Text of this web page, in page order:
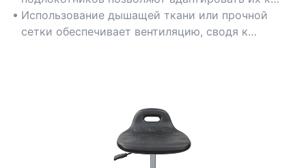
технических предприятиях.
различным типам телосложения, повышая
комфорт пользователя в динамичной рабочей
Использование дышащей ткани или прочной
сетки обеспечивает вентиляцию, сводя к